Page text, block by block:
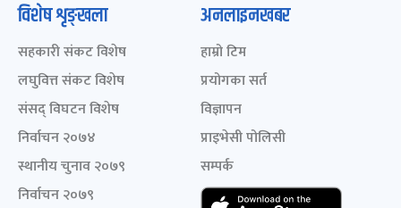
विशेष शृङ्खला
सहकारी संकट विशेष
लघुवित्त संकट विशेष
संसद् विघटन विशेष
निर्वाचन २०७४
स्थानीय चुनाव २०७९
निर्वाचन २०७९
अनलाइनखबर
हाम्रो टिम
प्रयोगका सर्त
विज्ञापन
प्राइभेसी पोलिसी
सम्पर्क